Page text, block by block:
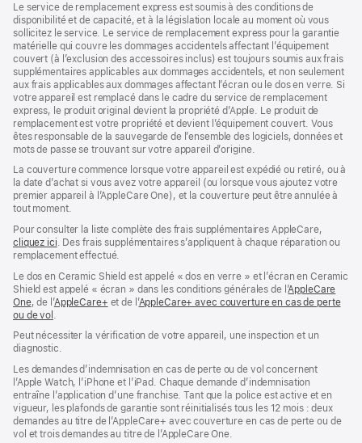
nouvelle
fenêtre)
une
nouvelle
fenêtre)
une
nouvelle
fenêtre)
Le service de remplacement express est soumis à des conditions de
disponibilité et de capacité, et à la législation locale au moment où vous
sollicitez le service. Le service de remplacement express pour la garantie
matérielle qui couvre les dommages accidentels affectant l’équipement
couvert (à l’exclusion des accessoires inclus) est toujours soumis aux frais
supplémentaires applicables aux dommages accidentels, et non seulement
aux frais applicables aux dommages affectant l’écran ou le dos en verre. Si
votre appareil est remplacé dans le cadre du service de remplacement
express, le produit original devient la propriété d’Apple. Le produit de
remplacement est votre propriété et devient l’équipement couvert. Vous
êtes responsable de la sauvegarde de l’ensemble des logiciels, données et
mots de passe se trouvant sur votre appareil d’origine.
La couverture commence lorsque votre appareil est expédié ou retiré, ou à
la date d’achat si vous avez votre appareil (ou lorsque vous ajoutez votre
premier appareil à l’AppleCare One), et la couverture peut être annulée à
tout moment.
Pour consulter la liste complète des frais supplémentaires AppleCare,
cliquez ici(s’ouvre
dans
nouvelle
fenêtre)
. Des frais supplémentaires s’appliquent à chaque réparation ou
remplacement effectué.
Le dos en Ceramic Shield est appelé « dos en verre » et l’écran en Ceramic
Shield est appelé « écran » dans les conditions générales de l’AppleCare
One(s’ouvre
dans
nouvelle
fenêtre)
, de l’AppleCare+ (s’ouvre
nouvelle
et de l’AppleCare+ avec couverture en cas de perte
ou de vol
une
nouvelle
fenêtre)
Peut nécessiter la vérification de votre appareil, une inspection et un
diagnostic.
Les demandes d’indemnisation en cas de perte ou de vol concernent
l’Apple Watch, l’iPhone et l’iPad. Chaque demande d’indemnisation
entraîne l’application d’une franchise. Tant que la police est active et en
vigueur, les plafonds de garantie sont réinitialisés tous les 12 mois : deux
demandes au titre de l’AppleCare+ avec couverture en cas de perte ou de
vol et trois demandes au titre de l’AppleCare One.